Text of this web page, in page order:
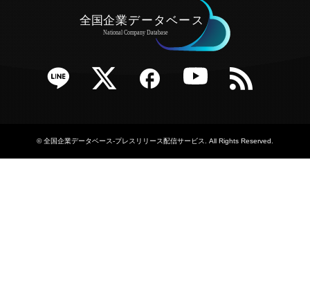
Twitter Facebook YouTube RSS
©全国企業データベース-プレスリリース配信サービス . All Rights Reserved.